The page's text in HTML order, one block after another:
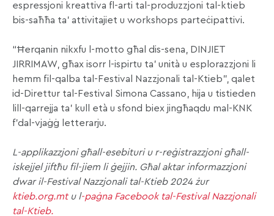
espressjoni kreattiva fl-arti tal-produzzjoni tal-ktieb
bis-saħħa ta’ attivitajiet u workshops parteċipattivi.
“Ħerqanin nikxfu l-motto għal dis-sena, DINJIET
JIRRIMAW, għax isorr l-ispirtu ta’ unità u esplorazzjoni li
hemm fil-qalba tal-Festival Nazzjonali tal-Ktieb”, qalet
id-Direttur tal-Festival Simona Cassano, hija u tistieden
lill-qarrejja ta’ kull età u sfond biex jingħaqdu mal-KNK
f’dal-vjaġġ letterarju.
L-applikazzjoni għall-esebituri u r-reġistrazzjoni għall-
iskejjel jiftħu fil-jiem li ġejjin. Għal aktar informazzjoni
dwar il-Festival Nazzjonali tal-Ktieb 2024 żur
ktieb.org.mtu l-paġna Facebook tal-Festival Nazzjonali
tal-Ktieb.